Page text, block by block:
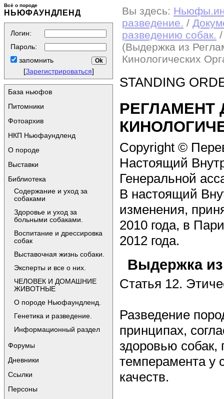
Всё о породе
НЬЮФАУНДЛЕНД
Логин:
Пароль:
запомнить
[Зарегистрироваться]
База ньюфов
Питомники
Фотоархив
НКП Ньюфаундленд
О породе
Выставки
Библиотека
Содержание и уход за
собаками
Здоровье и уход за
больными собаками.
Воспитание и дрессировка
собак
Выставочная жизнь собаки.
Эксперты и все о них.
ЧЕЛОВЕК И ДОМАШНИЕ
ЖИВОТНЫЕ
О породе Ньюфаундленд.
Генетика и разведение.
Информационный раздел
Форумы
Дневники
Ссылки
Персоны
Вы здесь:
разведение. /
разведению собак.
(Выдержка из
Кинологических
STANDING
РЕГЛАМЕНТ
Copyright ©
Настоящий
Генеральной
В настоящий
изменения,
2010 года, в
2012 года.
Выдержка из
Статья 12.
Разведение
принципах,
здоровью собак,
темперамента у
качеств.